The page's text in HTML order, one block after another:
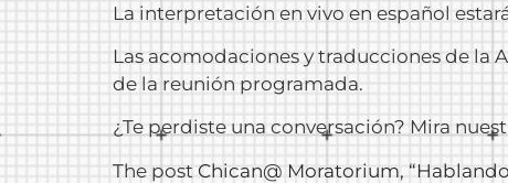
La interpretación en vivo en español
Las acomodaciones y traducciones de la
de la reunión programada.
¿Te perdiste una conversación? Mira
The post Chican@ Moratorium,